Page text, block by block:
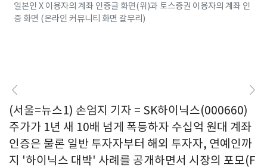
일본인 X 이용자의 계좌 인증글 화면(위)과 토스증권 이용자의 계좌 인
증 화면 (온라인 커뮤니티 화면 갈무리)
(서울=뉴스1) 손엄지 기자 = SK하이닉스(000660)
주가가 1년 새 10배 넘게 폭등하자 수십억 원대 계좌
인증은 물론 일반 투자자부터 해외 투자자, 연예인까
지 '하이닉스 대박' 사례를 공개하면서 시장의 포모(F